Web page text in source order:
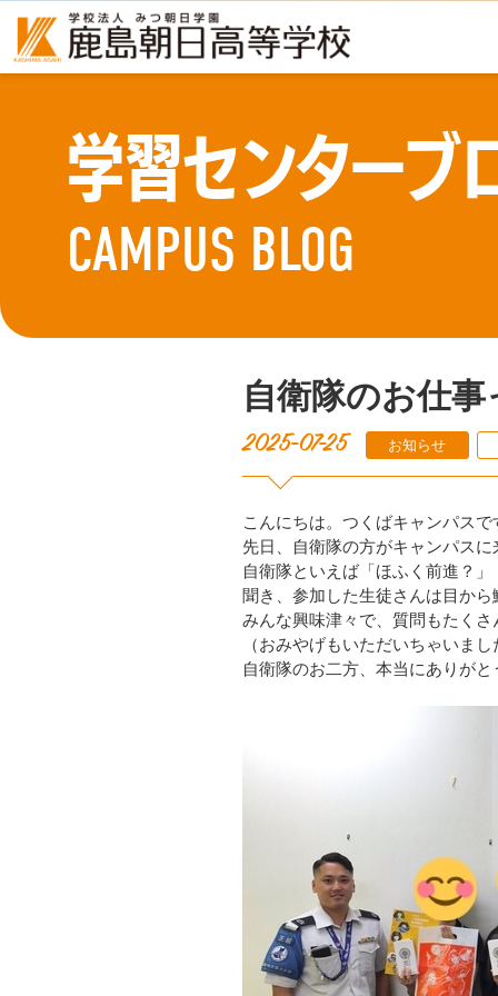
学習センターブ
CAMPUS BLOG
自衛隊のお仕事
2025-07-25 お知らせ
こんにちは。つくばキャンパスで
先日、自衛隊の方がキャンパス
自衛隊といえば「ほふく前進？
聞き、参加した生徒さんは目か
みんな興味津々で、質問もたく
（おみやげもいただいちゃいまし
自衛隊のお二方、本当にありが